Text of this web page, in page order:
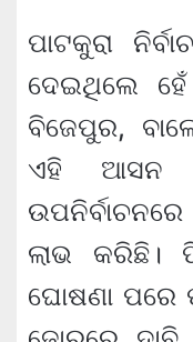
ପାଟକୁରା
ଦେଇଥିଲେ ହେଁ
ବିଜେପୁର,
ଏହି ଆସନ
ଲାଭ କରିଛି।
ଘୋଷଣା